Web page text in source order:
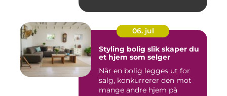
06. jul
Styling bolig slik skaper du
et hjem som selger
Når en bolig legges ut for
salg, konkurrerer den mot
mange andre hjem på